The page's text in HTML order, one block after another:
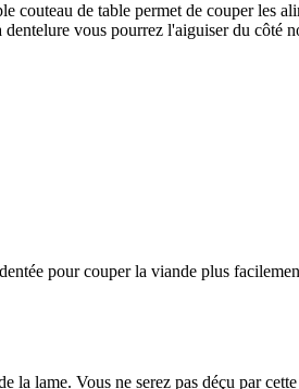
couteau de table permet de couper les
vous pourrez l'aiguiser du côté
pour couper la viande plus
la lame. Vous ne serez pas déçu par